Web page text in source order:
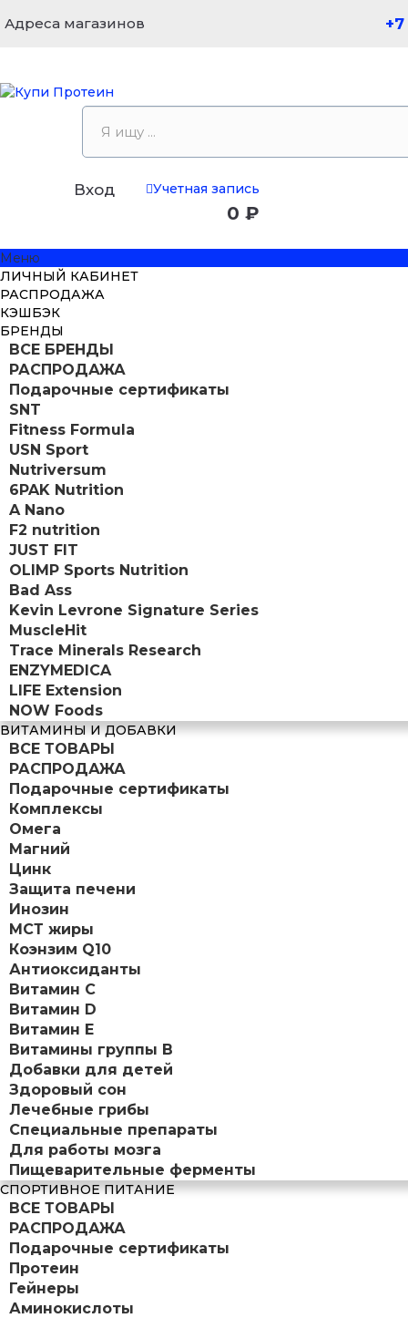
Адреса магазинов
Вход Учетная запись
0 ₽
Меню
ЛИЧНЫЙ КАБИНЕТ
РАСПРОДАЖА
КЭШБЭК
БРЕНДЫ
ВСЕ БРЕНДЫ
РАСПРОДАЖА
Подарочные сертификаты
SNT
Fitness Formula
USN Sport
Nutriversum
6PAK Nutrition
A Nano
F2 nutrition
JUST FIT
OLIMP Sports Nutrition
Bad Ass
Kevin Levrone Signature Series
MuscleHit
Trace Minerals Research
ENZYMEDICA
LIFE Extension
NOW Foods
ВИТАМИНЫ И ДОБАВКИ
ВСЕ ТОВАРЫ
РАСПРОДАЖА
Подарочные сертификаты
Комплексы
Омега
Магний
Цинк
Защита печени
Инозин
МСТ жиры
Коэнзим Q10
Антиоксиданты
Витамин С
Витамин D
Витамин Е
Витамины группы B
Добавки для детей
Здоровый сон
Лечебные грибы
Специальные препараты
Для работы мозга
Пищеварительные ферменты
СПОРТИВНОЕ ПИТАНИЕ
ВСЕ ТОВАРЫ
РАСПРОДАЖА
Подарочные сертификаты
Протеин
Гейнеры
Аминокислоты